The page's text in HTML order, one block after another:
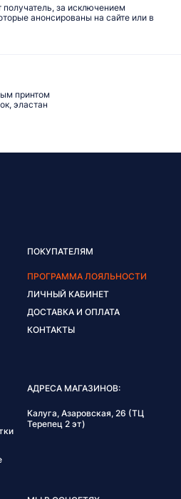
получатель, за исключением
анонсированы на сайте или в
принтом
эластан
ПОКУПАТЕЛЯМ
ПРОГРАММА ЛОЯЛЬНОСТИ
ЛИЧНЫЙ КАБИНЕТ
ДОСТАВКА И ОПЛАТА
КОНТАКТЫ
АДРЕСА МАГАЗИНОВ:
Калуга, Азаровская, 26 (ТЦ
Терепец 2 эт)